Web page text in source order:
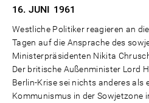
16. JUNI 1961
Westliche Politiker reagieren an
Tagen auf die Ansprache des
Ministerpräsidenten Nikita
Der britische Außenminister Lord
Berlin-Krise sei nichts anderes als
Kommunismus in der Sowjetzone